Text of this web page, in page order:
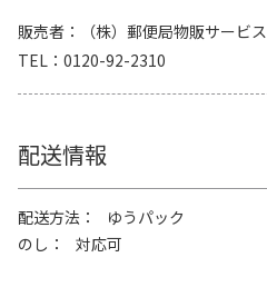
販売者
（株）郵便局物販サービス
TEL
0120-92-2310
配送情報
配送方法
ゆうパック
のし
対応可